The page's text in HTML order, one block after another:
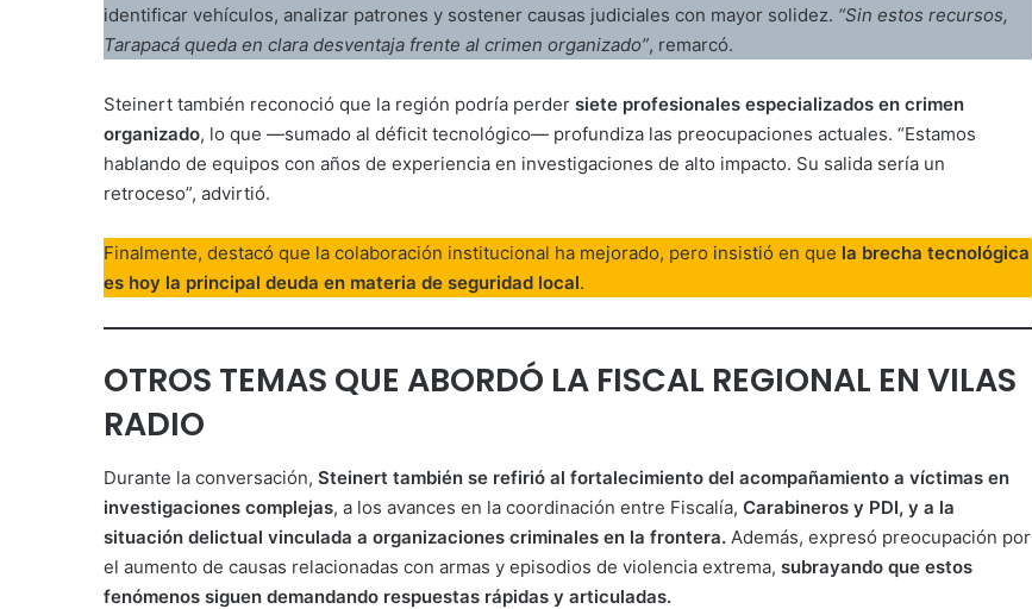
identificar vehículos, analizar patrones y sostener causas judiciales con mayor solidez. “Sin estos recursos,
Tarapacá queda en clara desventaja frente al crimen organizado”, remarcó.
Steinert también reconoció que la región podría perder siete profesionales especializados en crimen
organizado, lo que —sumado al déficit tecnológico— profundiza las preocupaciones actuales. “Estamos
hablando de equipos con años de experiencia en investigaciones de alto impacto. Su salida sería un
retroceso”, advirtió.
Finalmente, destacó que la colaboración institucional ha mejorado, pero insistió en que la brecha tecnológica
es hoy la principal deuda en materia de seguridad local.
OTROS TEMAS QUE ABORDÓ LA FISCAL REGIONAL EN VILAS
RADIO
Durante la conversación, Steinert también se refirió al fortalecimiento del acompañamiento a víctimas en
investigaciones complejas, a los avances en la coordinación entre Fiscalía, Carabineros y PDI, y a la
situación delictual vinculada a organizaciones criminales en la frontera. Además, expresó preocupación por
el aumento de causas relacionadas con armas y episodios de violencia extrema, subrayando que estos
fenómenos siguen demandando respuestas rápidas y articuladas.